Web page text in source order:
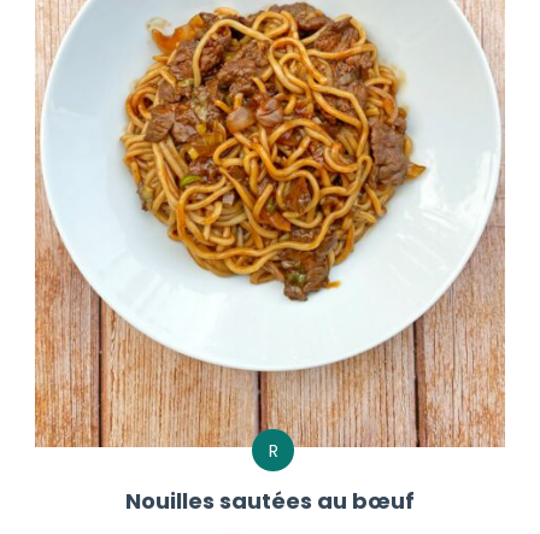
R
Nouilles sautées au bœuf